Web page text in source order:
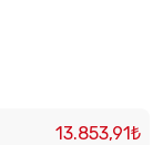
13.853,91₺